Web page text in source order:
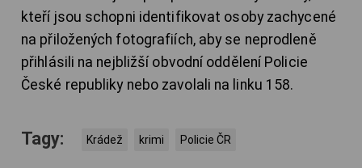
kteří jsou schopni identifikovat osoby zachycené
na přiložených fotografiích, aby se neprodleně
přihlásili na nejbližší obvodní oddělení Policie
České republiky nebo zavolali na linku 158.
Tagy: Krádež krimi Policie ČR